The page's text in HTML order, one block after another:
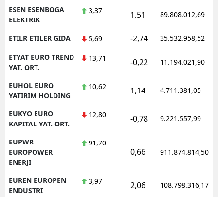
ESEN ESENBOGA
ELEKTRIK
3,37 1,51 89.808.012,69
ETILR ETILER GIDA 5,69 -2,74 35.532.958,52
ETYAT EURO TREND
YAT. ORT.
13,71 -0,22 11.194.021,90
EUHOL EURO
YATIRIM HOLDING
10,62 1,14 4.711.381,05
EUKYO EURO
KAPITAL YAT. ORT.
12,80 -0,78 9.221.557,99
EUPWR
EUROPOWER
ENERJI
91,70
0,66 911.874.814,50
EUREN EUROPEN
ENDUSTRI
3,97 2,06 108.798.316,17